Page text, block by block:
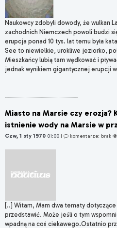
Naukowcy zdobyli dowody, że wulkan
zachodnich Niemczech powoli budzi
erupcja ponad 10 tys. lat temu była
See to niewielkie, urokliwe jeziorko,
Mieszkańcy lubią tam wędkować i
jednak wynikiem gigantycznej erupcji
Miasto na Marsie czy erozja?
istnienie wody na Marsie w
Czw, 1 sty 1970 01:00 | komentarze: brak
[..] Witam, Mam dwa tematy dotyczące
przedstawić. Może jeśli o tym
wpadną na coś ciekawego.Ostatnio